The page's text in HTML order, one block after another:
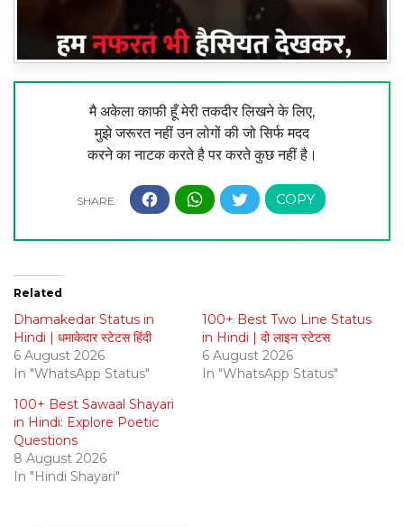
मै अकेला काफी हूँ मेरी तकदीर लिखने के लिए,
मुझे जरूरत नहीं उन लोगों की जो सिर्फ मदद
करने का नाटक करते है पर करते कुछ नहीं है।
Related
Dhamakedar Status in
Hindi | धमाकेदार स्टेटस हिंदी
6 August 2026
In "WhatsApp Status"
100+ Best Two Line Status
in Hindi | दो लाइन स्टेटस
6 August 2026
In "WhatsApp Status"
100+ Best Sawaal Shayari
in Hindi: Explore Poetic
Questions
8 August 2026
In "Hindi Shayari"